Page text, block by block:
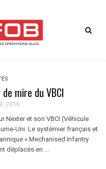
mire du VBCI
2016
Nexter et son VBCI (Véhicule
Uni. Le systèmier français et
« Mechanised Infantry
déplacés en ...